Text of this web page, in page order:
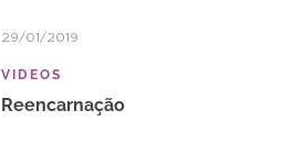
29/01/2019
VIDEOS
Reencarnação